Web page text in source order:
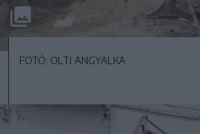
FOTÓ: OLTI ANGYALKA